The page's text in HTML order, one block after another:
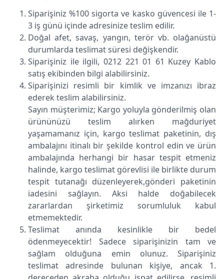
Siparişiniz %100 sigorta ve kasko güvencesi ile 1-
3 iş günü içinde adresinize teslim edilir.
Doğal afet, savaş, yangın, terör vb. olağanüstü
durumlarda teslimat süresi değişkendir.
Siparişiniz ile ilgili, 0212 221 01 61 Kuzey Kablo
satış ekibinden bilgi alabilirsiniz.
Siparişinizi resimli bir kimlik ve imzanızı ibraz
ederek teslim alabilirsiniz.
Sayın müşterimiz; Kargo yoluyla gönderilmiş olan
ürününüzü teslim alırken mağduriyet
yaşamamanız için, kargo teslimat paketinin, dış
ambalajını itinalı bir şekilde kontrol edin ve ürün
ambalajında herhangi bir hasar tespit etmeniz
halinde, kargo teslimat görevlisi ile birlikte durum
tespit tutanağı düzenleyerek,gönderi paketinin
iadesini sağlayın. Aksi halde doğabilecek
zararlardan şirketimiz sorumluluk kabul
etmemektedir.
Teslimat anında kesinlikle bir bedel
ödenmeyecektir! Sadece siparişinizin tam ve
sağlam olduğuna emin olunuz. Siparişiniz
teslimat adresinde bulunan kişiye, ancak 1.